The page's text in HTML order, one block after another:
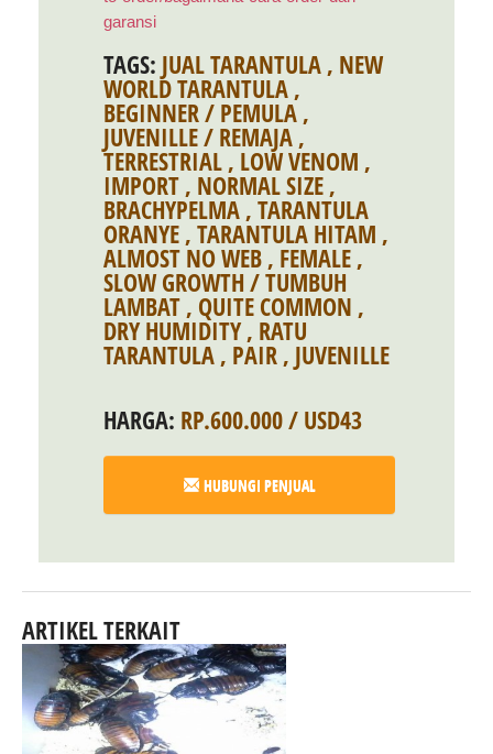
garansi
TAGS: JUAL TARANTULA , NEW
WORLD TARANTULA ,
BEGINNER / PEMULA ,
JUVENILLE / REMAJA ,
TERRESTRIAL , LOW VENOM ,
IMPORT , NORMAL SIZE ,
BRACHYPELMA , TARANTULA
ORANYE , TARANTULA HITAM ,
ALMOST NO WEB , FEMALE ,
SLOW GROWTH / TUMBUH
LAMBAT , QUITE COMMON ,
DRY HUMIDITY, RATU
TARANTULA , PAIR , JUVENILLE
HARGA: RP.600.000 / USD43
HUBUNGI PENJUAL
ARTIKEL TERKAIT